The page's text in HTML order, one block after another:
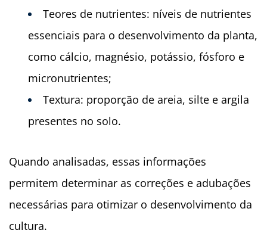
Teores de nutrientes: níveis de nutrientes
essenciais para o desenvolvimento da planta,
como cálcio, magnésio, potássio, fósforo e
micronutrientes;
Textura: proporção de areia, silte e argila
presentes no solo.
Quando analisadas, essas informações
permitem determinar as correções e adubações
necessárias para otimizar o desenvolvimento da
cultura.